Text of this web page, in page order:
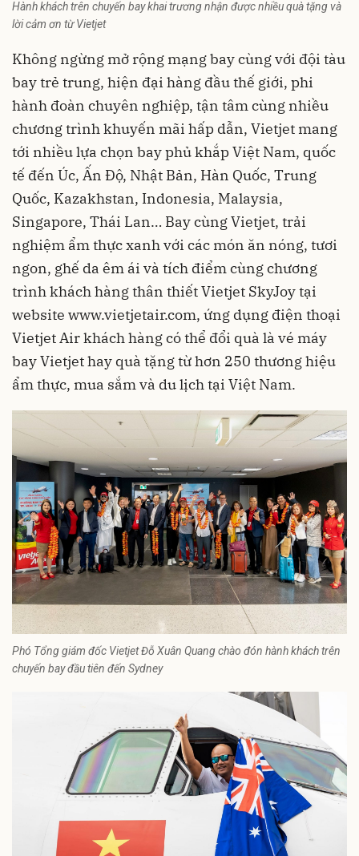
Hành khách trên chuyến bay khai trương nhận được nhiều quà tặng và
lời cảm ơn từ Vietjet
Không ngừng mở rộng mạng bay cùng với đội tàu
bay trẻ trung, hiện đại hàng đầu thế giới, phi
hành đoàn chuyên nghiệp, tận tâm cùng nhiều
chương trình khuyến mãi hấp dẫn, Vietjet mang
tới nhiều lựa chọn bay phủ khắp Việt Nam, quốc
tế đến Úc, Ấn Độ, Nhật Bản, Hàn Quốc, Trung
Quốc, Kazakhstan, Indonesia, Malaysia,
Singapore, Thái Lan… Bay cùng Vietjet, trải
nghiệm ẩm thực xanh với các món ăn nóng, tươi
ngon, ghế da êm ái và tích điểm cùng chương
trình khách hàng thân thiết Vietjet SkyJoy tại
website www.vietjetair.com, ứng dụng điện thoại
Vietjet Air khách hàng có thể đổi quà là vé máy
bay Vietjet hay quà tặng từ hơn 250 thương hiệu
ẩm thực, mua sắm và du lịch tại Việt Nam.
Phó Tổng giám đốc Vietjet Đỗ Xuân Quang chào đón hành khách trên
chuyến bay đầu tiên đến Sydney